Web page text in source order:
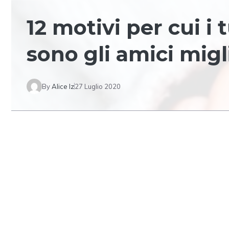
12 motivi per cui i
sono gli amici
ByAlice Iz27 Luglio 2020